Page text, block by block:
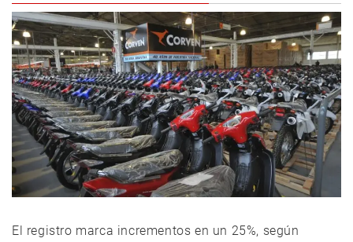
El registro marca incrementos en un 25%, según